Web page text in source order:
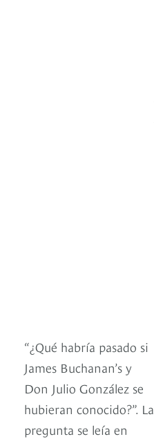
“¿Qué habría pasado si
James Buchanan’s y
Don Julio González se
hubieran conocido?”. La
pregunta se leía en